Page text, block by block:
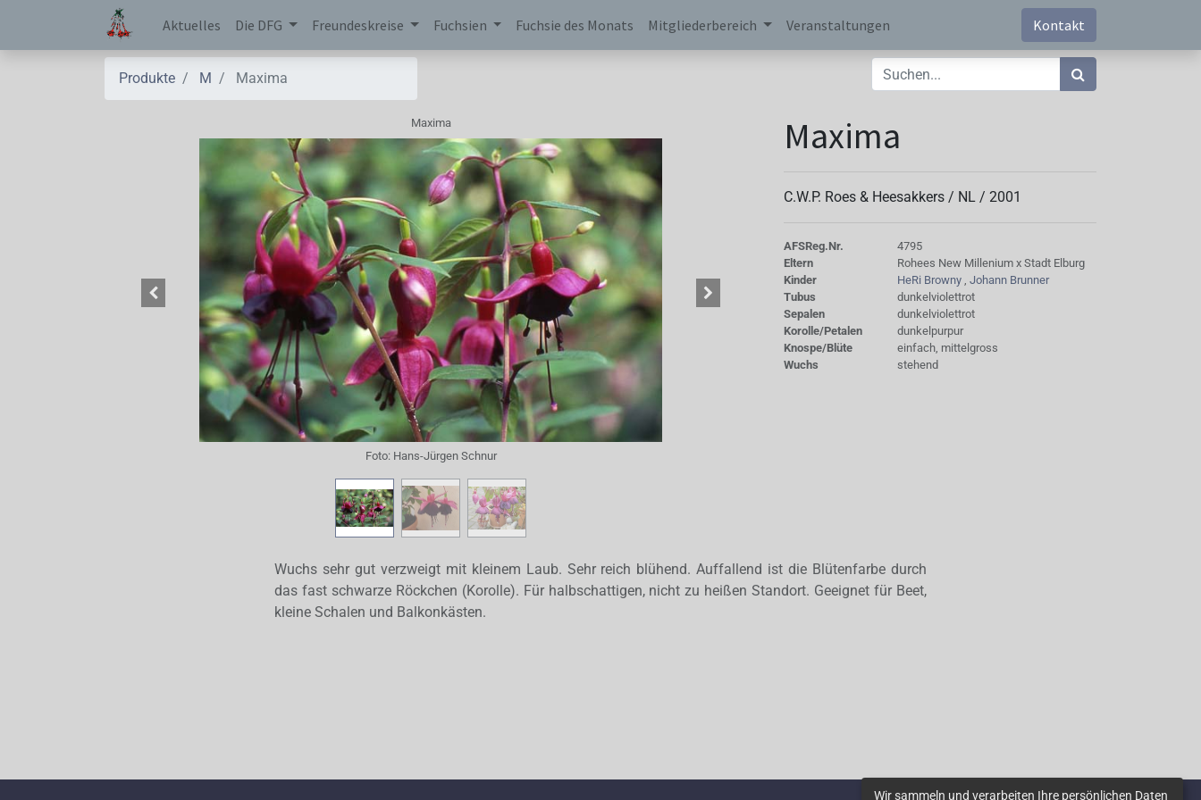
Aktuelles Die DFG Freundeskreise Fuchsien Fuchsie des Monats Mitgliederbereich Veranstaltungen Kontakt
Produkte M Maxima
Maxima
Foto: Hans-Jürgen Schnur
Maxima
C.W.P. Roes & Heesakkers / NL / 2001
AFSReg.Nr.
4795
Eltern
Rohees New Millenium x Stadt Elburg
Kinder
HeRi Browny , Johann Brunner
Tubus
dunkelviolettrot
Sepalen
dunkelviolettrot
Korolle/Petalen
dunkelpurpur
Knospe/Blüte
einfach, mittelgross
Wuchs
stehend
Wuchs sehr gut verzweigt mit kleinem Laub. Sehr reich blühend. Auffallend ist die Blütenfarbe durch
das fast schwarze Röckchen (Korolle). Für halbschattigen, nicht zu heißen Standort. Geeignet für Beet,
kleine Schalen und Balkonkästen.
Wir sammeln und verarbeiten Ihre persönlichen Daten